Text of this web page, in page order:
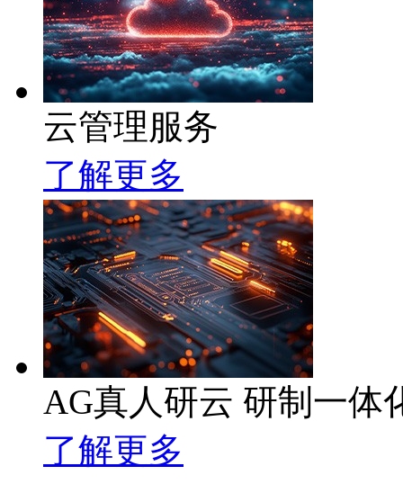
云管理服务
了解更多
AG真人研云 研制一体
了解更多